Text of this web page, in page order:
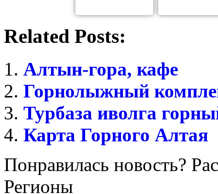
Related Posts:
Алтын-гора, кафе
Горнолыжный
Турбаза иволга
Карта Горного Алтая
Понравилась новость?
Регионы